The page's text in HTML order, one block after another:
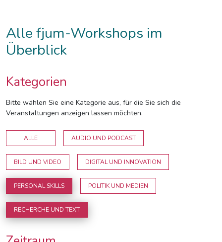
Alle fjum-Workshops im
Überblick
Kategorien
Bitte wählen Sie eine Kategorie aus, für die Sie sich die
Veranstaltungen anzeigen lassen möchten.
ALLE AUDIO UND PODCAST
BILD UND VIDEO DIGITAL UND INNOVATION
PERSONAL SKILLS POLITIK UND MEDIEN
RECHERCHE UND TEXT